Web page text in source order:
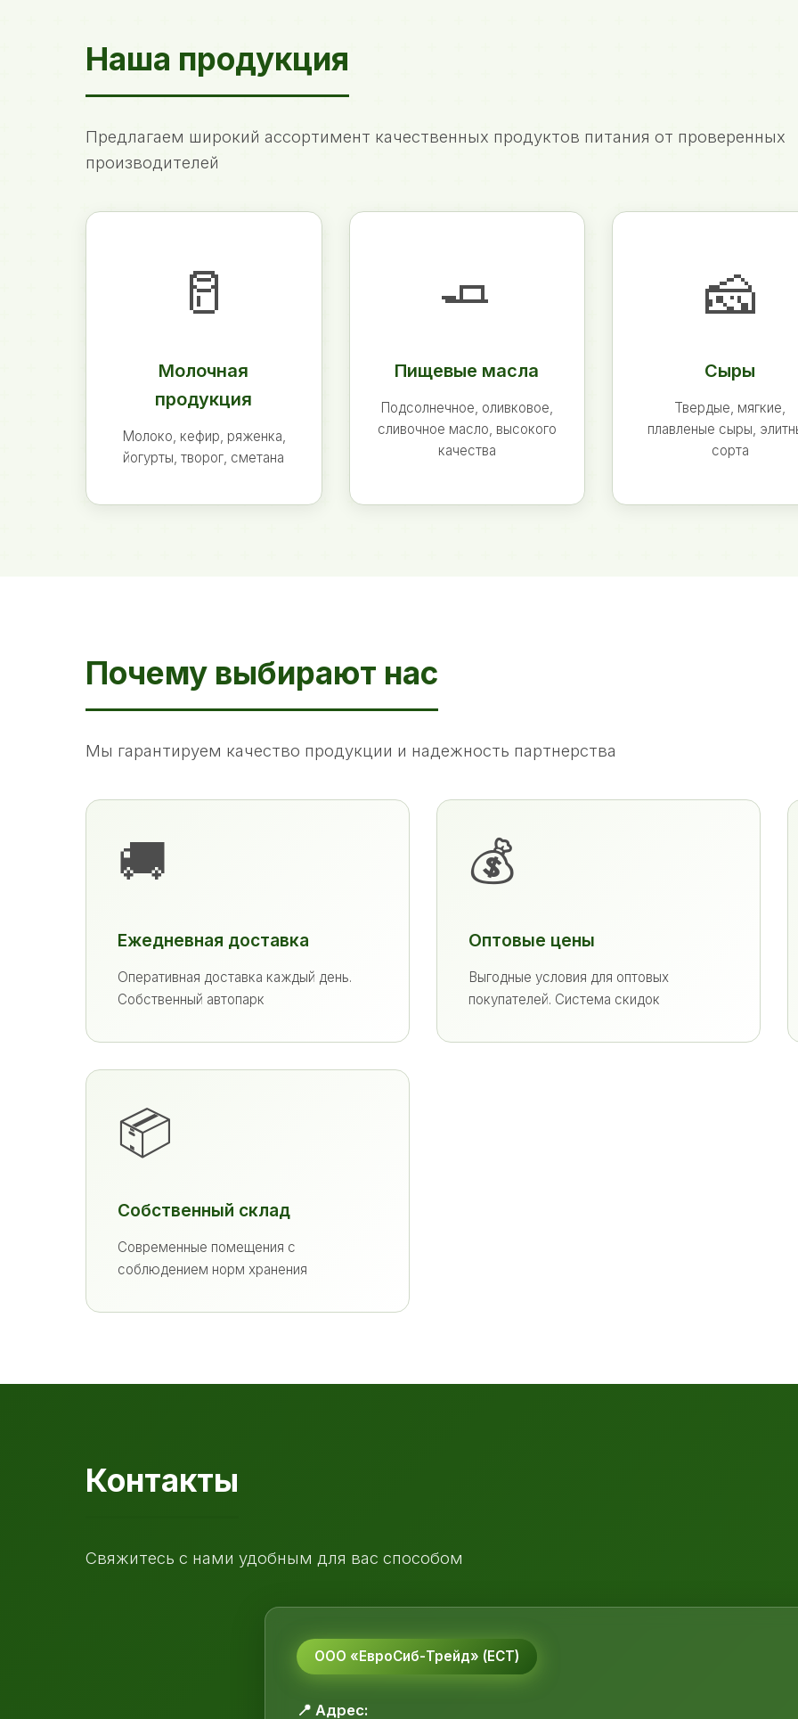
Наша продукция
Предлагаем широкий ассортимент качественных продуктов питания от проверенных
производителей
🥛
Молочная
продукция
Молоко, кефир, ряженка,
йогурты, творог, сметана
🧈
Пищевые масла
Подсолнечное, оливковое,
сливочное масло, высокого
качества
🧀
Сыры
Твердые, мягкие,
плавленые сыры,
сорта
Почему выбирают нас
Мы гарантируем качество продукции и надежность партнерства
🚚
Ежедневная доставка
Оперативная доставка каждый день.
Собственный автопарк
💰
Оптовые цены
Выгодные условия для оптовых
покупателей. Система скидок
📦
Собственный склад
Современные помещения с
соблюдением норм хранения
Контакты
Свяжитесь с нами удобным для вас способом
ООО «ЕвроСиб-Трейд» (ЕСТ)
📍 Адрес: